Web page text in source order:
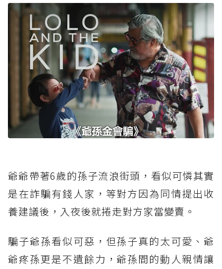
爺爺帶著6歲的孫子流浪街頭，看似可憐其實
是在詐騙有錢人家，等對方因為同情提出收
養建議後，入夜後就捲走對方家當變賣。
騙子爺孫看似可惡，但孫子真的太可愛、爺
爺疼孫更是不遺餘力，爺孫間的動人親情讓